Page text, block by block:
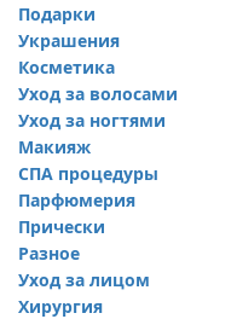
Подарки
Украшения
Косметика
Уход за волосами
Уход за ногтями
Макияж
СПА процедуры
Парфюмерия
Прически
Разное
Уход за лицом
Хирургия